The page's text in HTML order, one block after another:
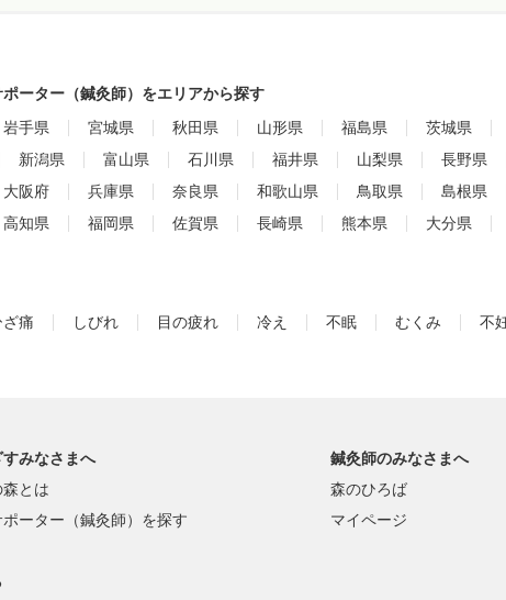
ーター（鍼灸師）をエリアから探す
岩手県 宮城県 秋田県 山形県 福島県 茨城県
新潟県 富山県 石川県 福井県 山梨県 長野県
大阪府 兵庫県 奈良県 和歌山県 鳥取県 島根県
高知県 福岡県 佐賀県 長崎県 熊本県 大分県
ざ痛 しびれ 目の疲れ 冷え 不眠 むくみ 不
みなさまへ
とは
ーター（鍼灸師）を探す
鍼灸師のみなさまへ
森のひろば
マイページ